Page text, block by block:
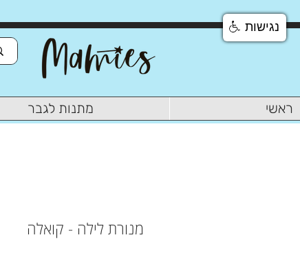
ראשי מתנות לגבר
מנורת לילה - קואלה
נגישות